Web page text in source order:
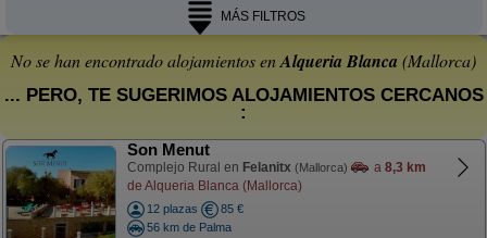
MÁS FILTROS
No se han encontrado alojamientos enAlqueria Blanca (Mallorca)
... PERO, TE SUGERIMOS ALOJAMIENTOS CERCANOS
:
Son Menut
Complejo Rural en Felanitx (Mallorca) a 8,3 km
de Alqueria Blanca (Mallorca)
12 plazas
85 €
56 km de Palma